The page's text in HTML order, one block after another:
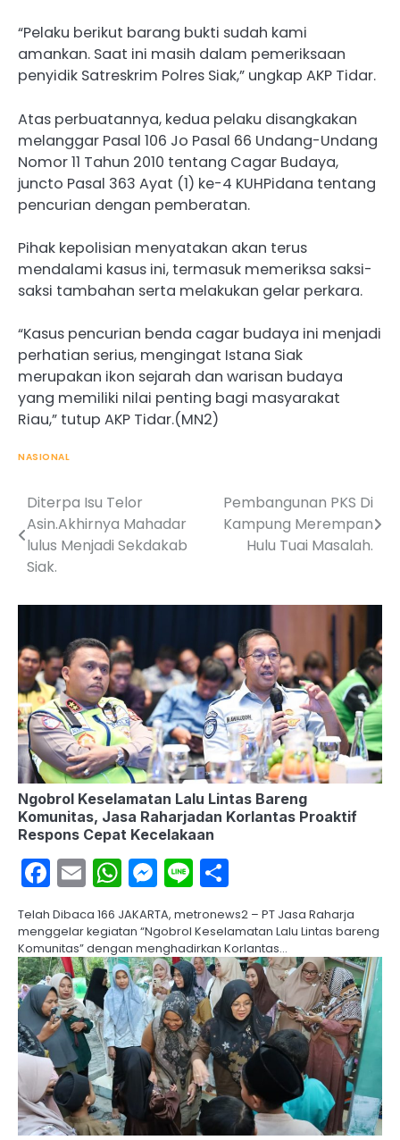
“Pelaku berikut barang bukti sudah kami
amankan. Saat ini masih dalam pemeriksaan
penyidik Satreskrim Polres Siak,” ungkap AKP Tidar.
Atas perbuatannya, kedua pelaku disangkakan
melanggar Pasal 106 Jo Pasal 66 Undang-Undang
Nomor 11 Tahun 2010 tentang Cagar Budaya,
juncto Pasal 363 Ayat (1) ke-4 KUHPidana tentang
pencurian dengan pemberatan.
Pihak kepolisian menyatakan akan terus
mendalami kasus ini, termasuk memeriksa saksi-
saksi tambahan serta melakukan gelar perkara.
“Kasus pencurian benda cagar budaya ini menjadi
perhatian serius, mengingat Istana Siak
merupakan ikon sejarah dan warisan budaya
yang memiliki nilai penting bagi masyarakat
Riau,” tutup AKP Tidar.(MN2)
NASIONAL
Post
navigation
Diterpa Isu Telor
Asin.Akhirnya Mahadar
lulus Menjadi Sekdakab
Siak.
Pembangunan PKS Di
Kampung Merempan
Hulu Tuai Masalah.
Ngobrol Keselamatan Lalu Lintas Bareng
Komunitas, Jasa Raharjadan Korlantas Proaktif
Respons Cepat Kecelakaan
Facebook
EmailWhatsApp
Messenger
Line
Telah Dibaca 166 JAKARTA, metronews2 – PT Jasa Raharja
menggelar kegiatan “Ngobrol Keselamatan Lalu Lintas bareng
Komunitas” dengan menghadirkan Korlantas…